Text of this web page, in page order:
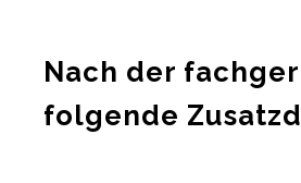
Nach der
folgende